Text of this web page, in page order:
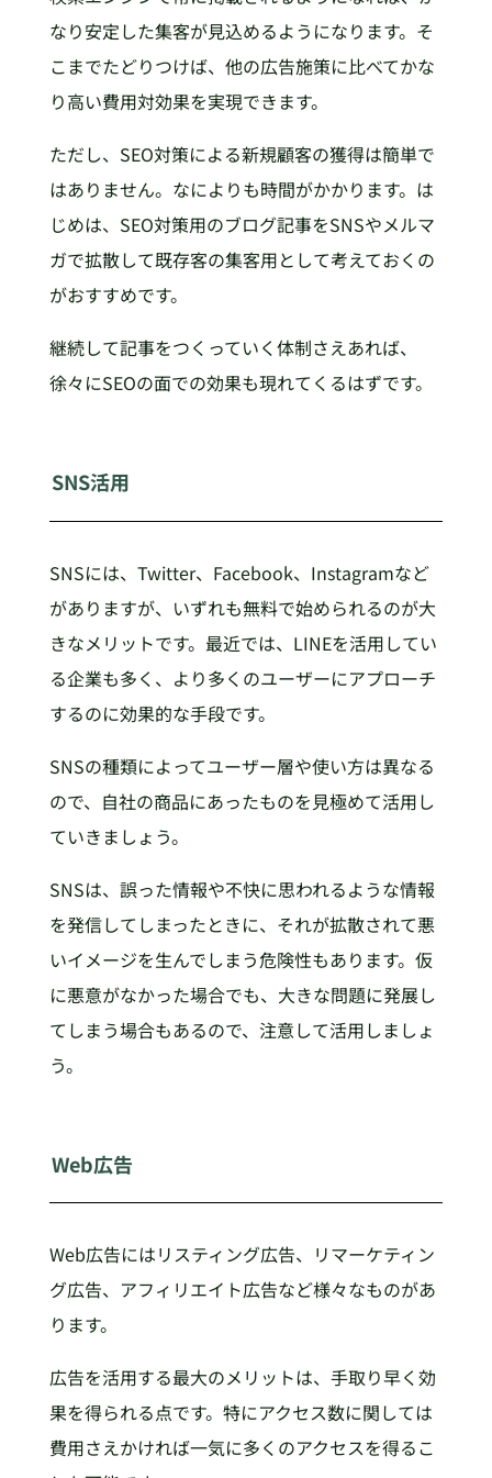
なり安定した集客が見込めるようになります。そ
こまでたどりつけば、他の広告施策に比べてかな
り高い費用対効果を実現できます。
ただし、SEO対策による新規顧客の獲得は簡単で
はありません。なによりも時間がかかります。は
じめは、SEO対策用のブログ記事をSNSやメルマ
ガで拡散して既存客の集客用として考えておくの
がおすすめです。
継続して記事をつくっていく体制さえあれば、
徐々にSEOの面での効果も現れてくるはずです。
SNS活用
SNSには、Twitter、Facebook、Instagramなど
がありますが、いずれも無料で始められるのが大
きなメリットです。最近では、LINEを活用してい
る企業も多く、より多くのユーザーにアプローチ
するのに効果的な手段です。
SNSの種類によってユーザー層や使い方は異なる
ので、自社の商品にあったものを見極めて活用し
ていきましょう。
SNSは、誤った情報や不快に思われるような情報
を発信してしまったときに、それが拡散されて悪
いイメージを生んでしまう危険性もあります。仮
に悪意がなかった場合でも、大きな問題に発展し
てしまう場合もあるので、注意して活用しましょ
う。
Web広告
Web広告にはリスティング広告、リマーケティン
グ広告、アフィリエイト広告など様々なものがあ
ります。
広告を活用する最大のメリットは、手取り早く効
果を得られる点です。特にアクセス数に関しては
費用さえかければ一気に多くのアクセスを得るこ